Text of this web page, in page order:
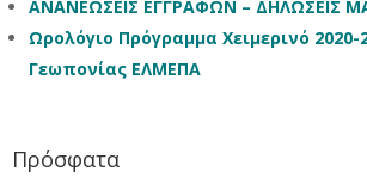
ΑΝΑΝΕΩΣΕΙΣ ΕΓΓΡΑΦΩΝ – ΔΗΛΩΣΕΙΣ
Ωρολόγιο Πρόγραμμα Χειμερινό 2020-
Γεωπονίας ΕΛΜΕΠΑ
Πρόσφατα